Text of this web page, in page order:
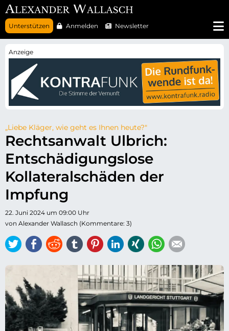
N
a
v
s
p
r
n
g
Unterstützen Anmelden Newsletter
„Liebe Kläger, wie geht es Ihnen heute?"
Rechtsanwalt Ulbrich:
Entschädigungslose
Kollateralschäden der
Impfung
22. Juni 2024 um 09:00 Uhr
von Alexander Wallasch (Kommentare: 3)
TwitterFacebook
ReddittumblrPinterestLinkedIn
Xing WhatsApp